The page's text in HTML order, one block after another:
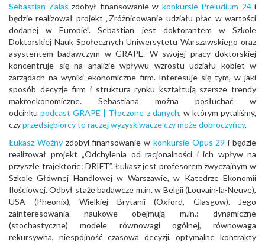
Sebastian Zalas zdobył finansowanie w konkursie Preludium 24i
będzie realizował projekt „Zróżnicowanie udziału płac w wartości
dodanej w Europie”. Sebastian jest doktorantem w Szkole
Doktorskiej Nauk Społecznych Uniwersytetu Warszawskiego oraz
asystentem badawczym w GRAPE. W swojej pracy doktorskiej
koncentruje się na analizie wpływu wzrostu udziału kobiet w
zarządach na wyniki ekonomiczne firm. Interesuje się tym, w jaki
sposób decyzje firm i struktura rynku kształtują szersze trendy
makroekonomiczne. Sebastiana można posłuchać w
odcinkupodcast GRAPE | Tłoczone z danych, w którym pytaliśmy,
czyprzedsiębiorcy to raczej wyzyskiwacze czy może dobroczyńcy.
Łukasz Woźnyzdobyl finansowanie w konkursie Opus 29 i będzie
realizował projekt „Odchylenia od racjonalności i ich wpływ na
przyszłe trajektorie: DRIFT”. Łukasz jest profesorem zwyczajnym w
Szkole Głównej Handlowej w Warszawie, w Katedrze Ekonomii
Ilościowej. Odbył staże badawcze m.in. w Belgii (Louvain-la-Neuve),
USA (Pheonix), Wielkiej Brytanii (Oxford, Glasgow). Jego
zainteresowania naukowe obejmują m.in.: dynamiczne
(stochastyczne) modele równowagi ogólnej, równowaga
rekursywna, niespójność czasowa decyzji, optymalne kontrakty